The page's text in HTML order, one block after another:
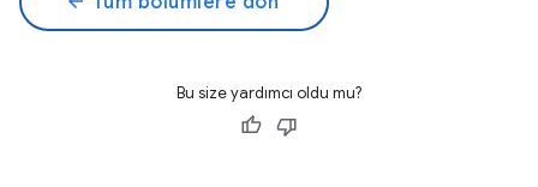
Bu size yardımcı oldu mu?